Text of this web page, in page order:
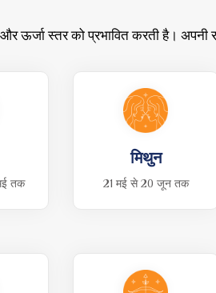
और ऊर्जा स्तर को प्रभावित करती है।
तक
मिथुन
21 मई से 20 जून तक